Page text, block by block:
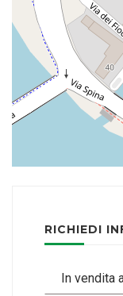
RICHIEDI